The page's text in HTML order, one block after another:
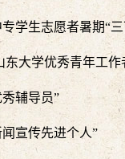
专学生志愿者暑期“
东大学优秀青年工
秀辅导员”
闻宣传先进个人”